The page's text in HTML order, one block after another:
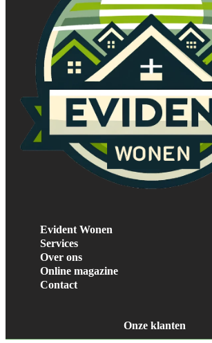
Evident Wonen
Services
Over ons
Online magazine
Contact
Onze klanten